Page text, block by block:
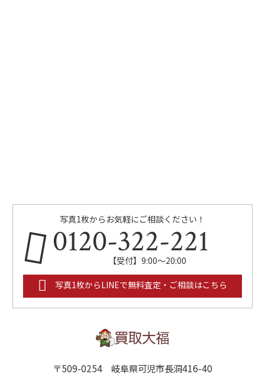
写真1枚からお気軽にご相談ください！
0120-322-221
【受付】9:00～20:00
写真1枚からLINEで無料査定・ご相談はこちら
〒509-0254 岐阜県可児市長洞416-40